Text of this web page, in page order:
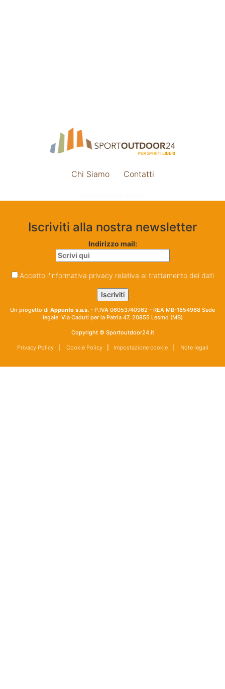
Chi Siamo Contatti
Iscriviti alla nostra newsletter
Indirizzo mail:
Accetto l'informativa privacy relativa al trattamento dei dati
Un progetto di Appunto s.a.s. - P.IVA 06053740962 - REA MB-1854968 Sede
legale: Via Caduti per la Patria 47, 20855 Lesmo (MB)
Copyright © Sportoutdoor24.it
Privacy Policy| Cookie Policy| Impostazione cookie| Note legali